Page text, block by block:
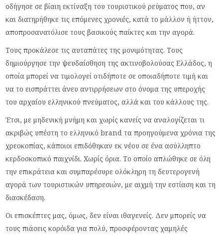
οδήγησε σε βίαιη εκτίναξη του τουριστικού ρεύματος που, αν
και διατηρήθηκε τις επόμενες χρονιές, κατά το μάλλον ή ήττον,
αποπροσανατόλισε τους βασικούς παίκτες και την αγορά.
Τους προκάλεσε τις αυταπάτες της μονιμότητας. Τους
δημιούργησε την ψευδαίσθηση της ακτινοβολούσας Ελλάδος, η
οποία μπορεί να τιμολογεί οτιδήποτε σε οποιαδήποτε τιμή και
να το εισπράττει άνευ αντιρρήσεων στο όνομα της υπεροχής
του αρχαίου ελληνικού πνεύματος, αλλά και του κάλλους της.
Έτσι, με μηδενική μνήμη και χωρίς κανείς να αναλογίζεται τι
ακριβώς υπέστη το ελληνικό brand τα προηγούμενα χρόνια της
χρεοκοπίας, κάποιοι επιδόθηκαν εκ νέου σε ένα ασύλληπτο
κερδοσκοπικό παιχνίδι. Χωρίς όρια. Το οποίο απλώθηκε σε όλη
την επικράτεια και συμπαρέσυρε ολόκληρη τη δευτερογενή
αγορά των τουριστικών υπηρεσιών, με αιχμή την εστίαση και τη
διασκέδαση.
Οι επισκέπτες μας, όμως, δεν είναι ιθαγενείς. Δεν μπορείς να
τους πιάσεις κορόιδα για πολύ, προσφέροντας χαμηλές